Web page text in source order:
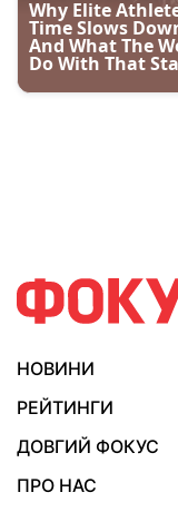
НОВИНИ
РЕЙТИНГИ
ДОВГИЙ ФОКУС
ПРО НАС